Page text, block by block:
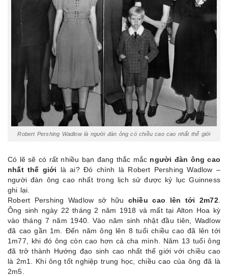
Robert Pershing Wadlow là người đàn ông có chiều cao cao nhất thế giới
Có lẽ sẽ có rất nhiều bạn đang thắc mắc người đàn ông cao
nhất thế giới là ai? Đó chính là Robert Pershing Wadlow –
người đàn ông cao nhất trong lịch sử được kỷ lục Guinness
ghi lại.
Robert Pershing Wadlow sở hữu chiều cao lên tới 2m72.
Ông sinh ngày 22 tháng 2 năm 1918 và mất tại Alton Hoa kỳ
vào tháng 7 năm 1940. Vào năm sinh nhật đầu tiên, Wadlow
đã cao gần 1m. Đến năm ông lên 8 tuổi chiều cao đã lên tới
1m77, khi đó ông còn cao hơn cả cha mình. Năm 13 tuổi ông
đã trở thành Hướng đạo sinh cao nhất thế giới với chiều cao
là 2m1. Khi ông tốt nghiệp trung học, chiều cao của ông đã là
2m5.